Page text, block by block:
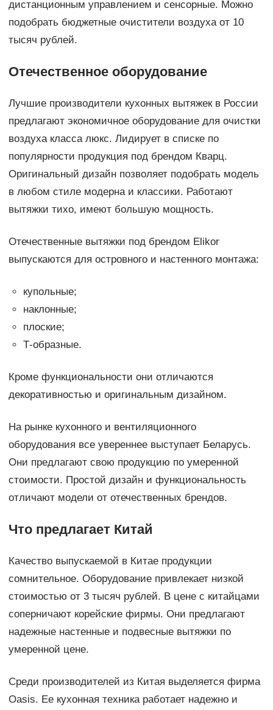
дистанционным управлением и сенсорные. Можно
подобрать бюджетные очистители воздуха от 10
тысяч рублей.
Отечественное оборудование
Лучшие производители кухонных вытяжек в России
предлагают экономичное оборудование для очистки
воздуха класса люкс. Лидирует в списке по
популярности продукция под брендом Кварц.
Оригинальный дизайн позволяет подобрать модель
в любом стиле модерна и классики. Работают
вытяжки тихо, имеют большую мощность.
Отечественные вытяжки под брендом Elikor
выпускаются для островного и настенного монтажа:
купольные;
наклонные;
плоские;
Т-образные.
Кроме функциональности они отличаются
декоративностью и оригинальным дизайном.
На рынке кухонного и вентиляционного
оборудования все увереннее выступает Беларусь.
Они предлагают свою продукцию по умеренной
стоимости. Простой дизайн и функциональность
отличают модели от отечественных брендов.
Что предлагает Китай
Качество выпускаемой в Китае продукции
сомнительное. Оборудование привлекает низкой
стоимостью от 3 тысяч рублей. В цене с китайцами
соперничают корейские фирмы. Они предлагают
надежные настенные и подвесные вытяжки по
умеренной цене.
Среди производителей из Китая выделяется фирма
Oasis. Ее кухонная техника работает надежно и